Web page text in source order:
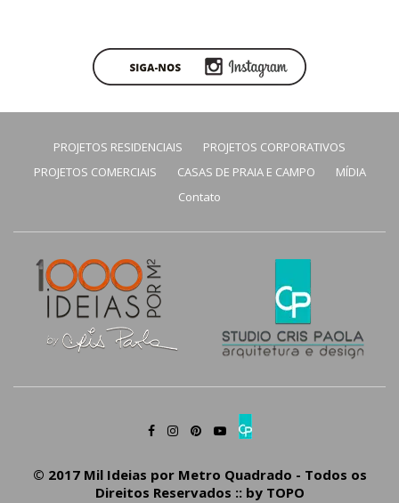
PROJETOS RESIDENCIAIS
PROJETOS CORPORATIVOS
PROJETOS COMERCIAIS
CASAS DE PRAIA E CAMPO
MÍDIA
Contato
© 2017 Mil Ideias por Metro Quadrado - Todos os
Direitos Reservados :: by TOPO